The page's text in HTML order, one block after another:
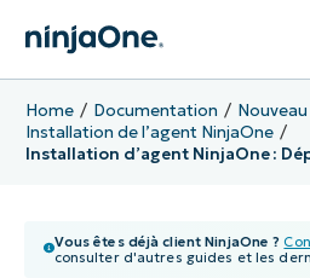
Home Documentation
Installation de l’agent NinjaOne
Installation d’agent NinjaOne :
Vous êtes déjà client NinjaOne ?
consulter d'autres guides et les